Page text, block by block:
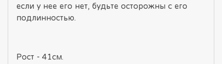
если у нее его нет, будьте осторожны с его
подлинностью.
Рост - 41см.